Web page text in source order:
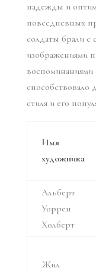
надежды и
повседневных
солдаты брали с
изображениями
воспоминаниями
стиля и его
Имя
художника
Альберт
Уоррен
Холберт
Жил